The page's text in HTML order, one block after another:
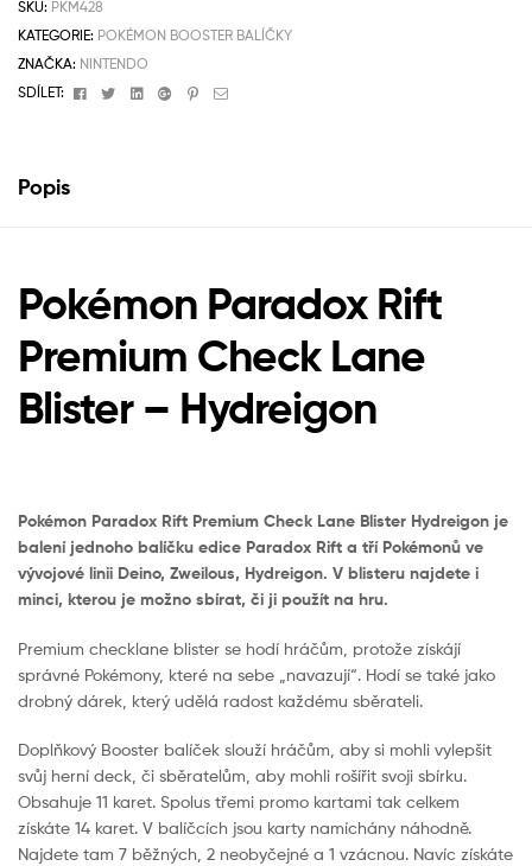
SKU: PKM428
KATEGORIE: POKÉMON BOOSTER BALÍČKY
ZNAČKA: NINTENDO
SDÍLET:
FacebookTwitterLinkedinGoogle+Pinterest
Email
Popis
Pokémon Paradox Rift
Premium Check Lane
Blister – Hydreigon
Pokémon Paradox Rift Premium Check Lane Blister Hydreigon je
balení jednoho balíčku edice Paradox Rift a tří Pokémonů ve
vývojové linii Deino, Zweilous, Hydreigon. V blisteru najdete i
minci, kterou je možno sbírat, či ji použít na hru.
Premium checklane blister se hodí hráčům, protože získájí
správné Pokémony, které na sebe „navazují“. Hodí se také jako
drobný dárek, který udělá radost každému sběrateli.
Doplňkový Booster balíček slouží hráčům, aby si mohli vylepšit
svůj herní deck, či sběratelům, aby mohli rošířit svoji sbírku.
Obsahuje 11 karet. Spolus třemi promo kartami tak celkem
získáte 14 karet. V balíčcích jsou karty namíchány náhodně.
Najdete tam 7 běžných, 2 neobyčejné a 1 vzácnou. Navíc získáte